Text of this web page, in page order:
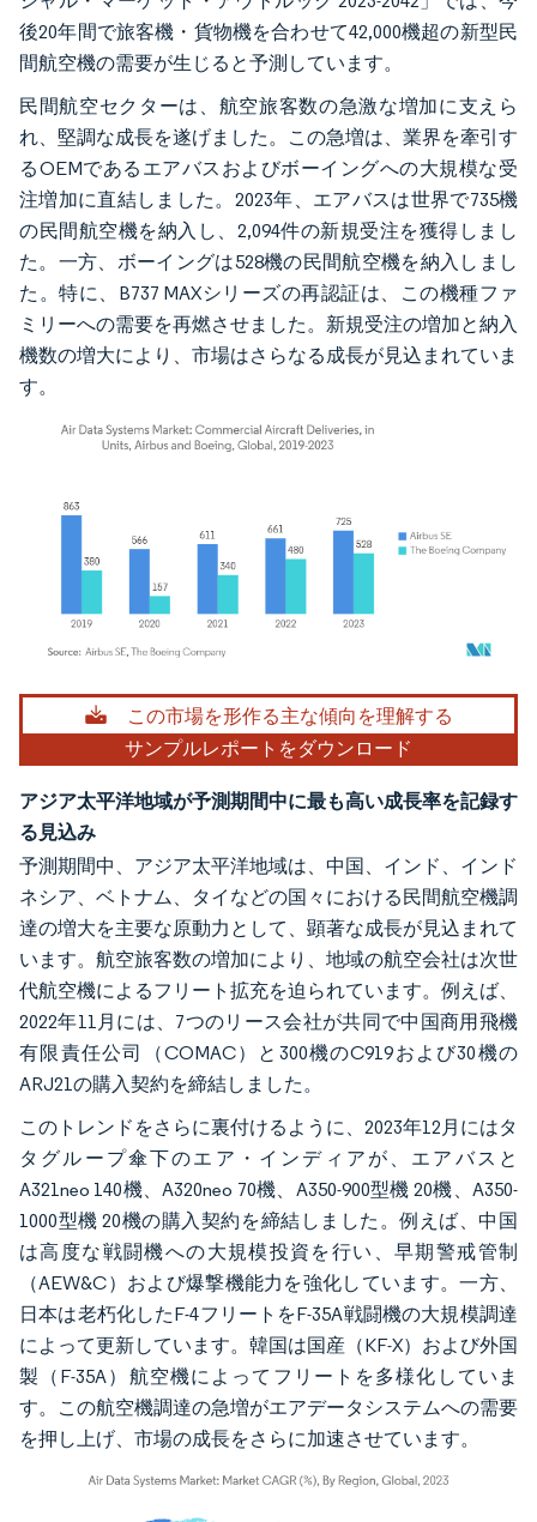
後20年間で旅客機・貨物機を合わせて42,000機超の新型民
間航空機の需要が生じると予測しています。
民間航空セクターは、航空旅客数の急激な増加に支えら
れ、堅調な成長を遂げました。この急増は、業界を牽引す
るOEMであるエアバスおよびボーイングへの大規模な受
注増加に直結しました。2023年、エアバスは世界で735機
の民間航空機を納入し、2,094件の新規受注を獲得しまし
た。一方、ボーイングは528機の民間航空機を納入しまし
た。特に、B737 MAXシリーズの再認証は、この機種ファ
ミリーへの需要を再燃させました。新規受注の増加と納入
機数の増大により、市場はさらなる成長が見込まれていま
す。
画像 © Mordor Intelligence。再利用にはCC BY 4.0の表示が必要です。
この市場を形作る主な傾向を理解する
サンプルレポートをダウンロード
アジア太平洋地域が予測期間中に最も高い成長率を記録す
る見込み
予測期間中、アジア太平洋地域は、中国、インド、インド
ネシア、ベトナム、タイなどの国々における民間航空機調
達の増大を主要な原動力として、顕著な成長が見込まれて
います。航空旅客数の増加により、地域の航空会社は次世
代航空機によるフリート拡充を迫られています。例えば、
2022年11月には、7つのリース会社が共同で中国商用飛機
有限責任公司（COMAC）と300機のC919および30機の
ARJ21の購入契約を締結しました。
このトレンドをさらに裏付けるように、2023年12月にはタ
タグループ傘下のエア・インディアが、エアバスと
A321neo 140機、A320neo 70機、A350-900型機 20機、A350-
1000型機 20機の購入契約を締結しました。例えば、中国
は高度な戦闘機への大規模投資を行い、早期警戒管制
（AEW&C）および爆撃機能力を強化しています。一方、
日本は老朽化したF-4フリートをF-35A戦闘機の大規模調達
によって更新しています。韓国は国産（KF-X）および外国
製（F-35A）航空機によってフリートを多様化していま
す。この航空機調達の急増がエアデータシステムへの需要
を押し上げ、市場の成長をさらに加速させています。